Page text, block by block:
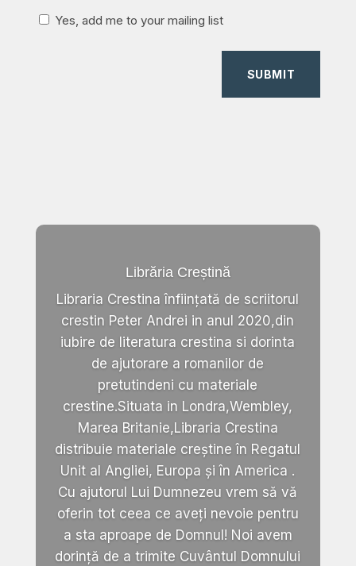
Yes, add me to your mailing list
SUBMIT
Librăria Creștină
Libraria Crestina înființată de scriitorul
crestin Peter Andrei in anul 2020,din
iubire de literatura crestina si dorinta
de ajutorare a romanilor de
pretutindeni cu materiale
crestine.Situata in Londra,Wembley,
Marea Britanie,Libraria Crestina
distribuie materiale creștine în Regatul
Unit al Angliei, Europa și în America .
Cu ajutorul Lui Dumnezeu vrem să vă
oferin tot ceea ce aveți nevoie pentru
a sta aproape de Domnul! Noi avem
dorință de a trimite Cuvântul Domnului